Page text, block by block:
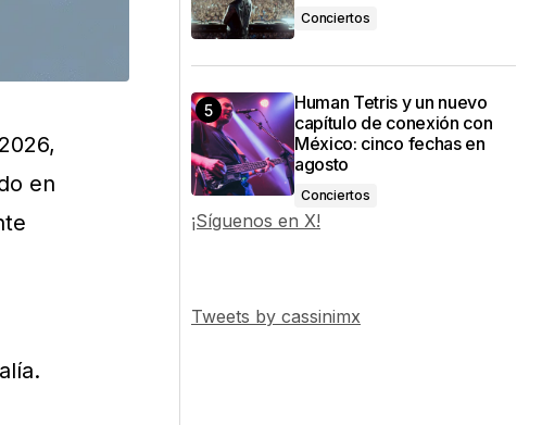
en
Conciertos
Human Tetris y un nuevo
capítulo de conexión con
México: cinco fechas en
agosto
Conciertos
¡Síguenos en X!
Tweets by cassinimx